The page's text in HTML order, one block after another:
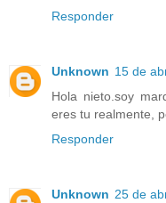
Responder
Unknown 15 de
Hola nieto.soy
eres tu realmente,
Responder
Unknown 25 de